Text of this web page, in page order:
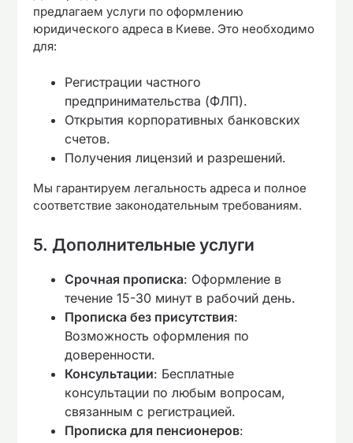
предлагаем услуги по оформлению
юридического адреса в Киеве. Это необходимо
для:
Регистрации частного
предпринимательства (ФЛП).
Открытия корпоративных банковских
счетов.
Получения лицензий и разрешений.
Мы гарантируем легальность адреса и полное
соответствие законодательным требованиям.
5. Дополнительные услуги
Срочная прописка: Оформление в
течение 15-30 минут в рабочий день.
Прописка без присутствия:
Возможность оформления по
доверенности.
Консультации: Бесплатные
консультации по любым вопросам,
связанным с регистрацией.
Прописка для пенсионеров: